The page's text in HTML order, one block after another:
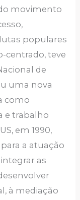
movimento
populares
centrado, teve
de
uma nova
como
e trabalho
em 1990,
a atuação
as
à mediação